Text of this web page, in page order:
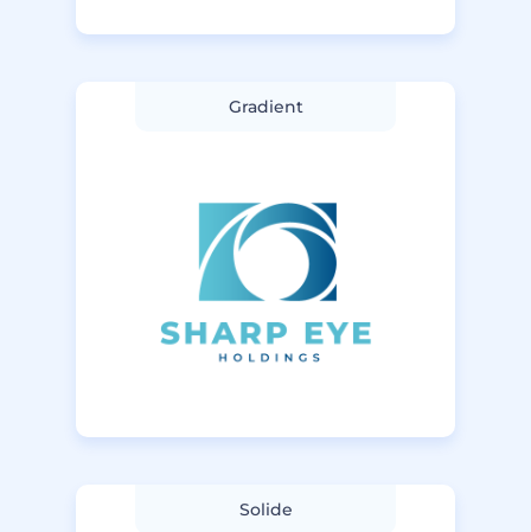
Gradient
Solide